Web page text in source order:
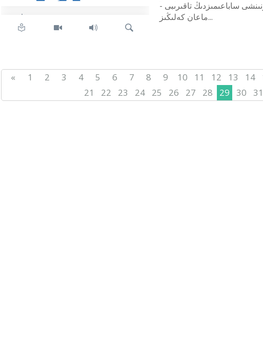
ساباعىمىزدىڭ تاقىرىبى -
ماعان كەلىڭىز...
« 1 2 3 4 5 6 7 8 9 10 11 12 13 14
21
22 23 24 25 26 27 28 29 30 31